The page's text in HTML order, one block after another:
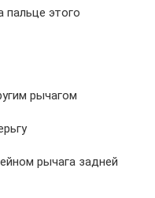
пальце этого
рычагом
рычага задней